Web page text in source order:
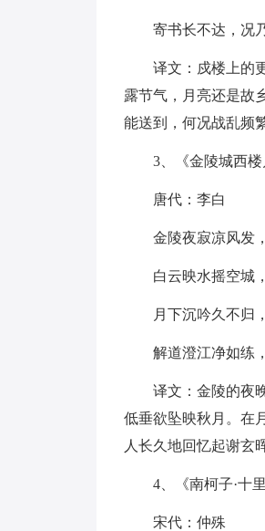
寄书长不达，况
译文：戍楼上的
露节气，月亮还是故
能送到，何况战乱频
3、《金陵城西楼
唐代：李白
金陵夜寂凉风发
白云映水摇空城
月下沉吟久不归
解道澄江净如练
译文：金陵的夜
低垂欲坠映秋月。在
人长久地回忆起谢玄
4、《南柯子·十
宋代：仲殊